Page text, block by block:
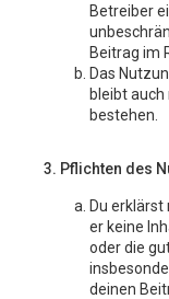
Betreiber
Beitrag im
Das
bleibt auch
bestehen.
3. Pflichten des
Du erklärst
er keine
oder die
deinen